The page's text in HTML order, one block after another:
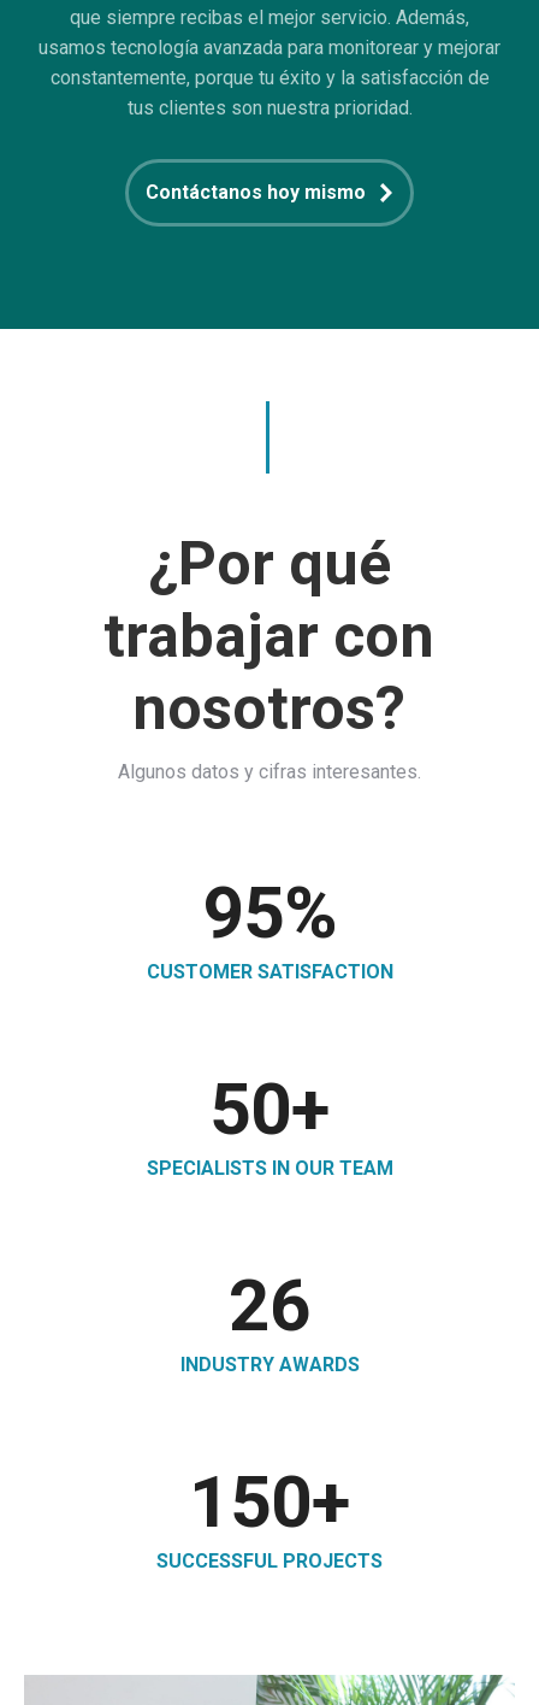
que siempre recibas el mejor servicio. Además,
usamos tecnología avanzada para monitorear y mejorar
constantemente, porque tu éxito y la satisfacción de
tus clientes son nuestra prioridad.
Contáctanos hoy mismo
¿Por qué
trabajar con
nosotros?
Algunos datos y cifras interesantes.
95%
CUSTOMER SATISFACTION
50+
SPECIALISTS IN OUR TEAM
26
INDUSTRY AWARDS
150+
SUCCESSFUL PROJECTS